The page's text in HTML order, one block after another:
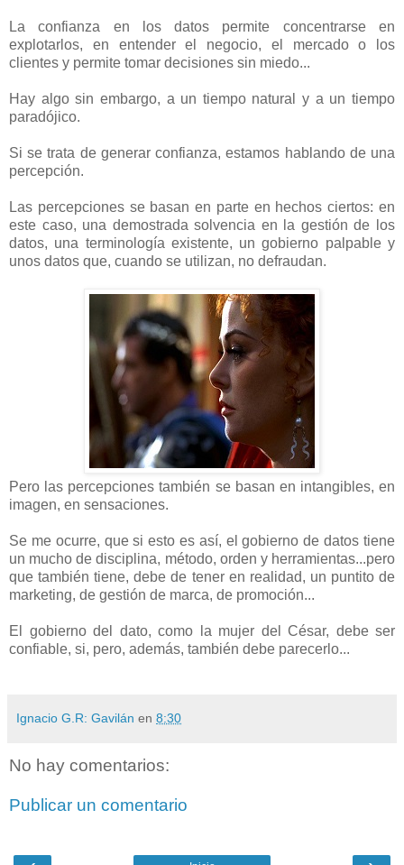
La confianza en los datos permite concentrarse en
explotarlos, en entender el negocio, el mercado o los
clientes y permite tomar decisiones sin miedo...
Hay algo sin embargo, a un tiempo natural y a un tiempo
paradójico.
Si se trata de generar confianza, estamos hablando de una
percepción.
Las percepciones se basan en parte en hechos ciertos: en
este caso, una demostrada solvencia en la gestión de los
datos, una terminología existente, un gobierno palpable y
unos datos que, cuando se utilizan, no defraudan.
Pero las percepciones también se basan en intangibles, en
imagen, en sensaciones.
Se me ocurre, que si esto es así, el gobierno de datos tiene
un mucho de disciplina, método, orden y herramientas...pero
que también tiene, debe de tener en realidad, un puntito de
marketing, de gestión de marca, de promoción...
El gobierno del dato, como la mujer del César, debe ser
confiable, si, pero, además, también debe parecerlo...
Ignacio G.R: Gavilán en 8:30
No hay comentarios:
Publicar un comentario